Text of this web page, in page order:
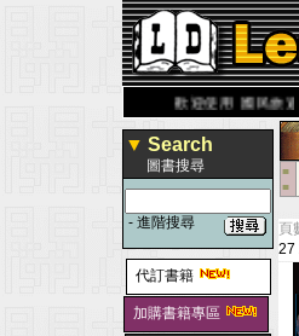
歡迎使用 國民旅遊卡！！
▼ Search
圖書搜尋
- 進階搜尋
代訂書籍
加購書籍專區
■
■
頁
27